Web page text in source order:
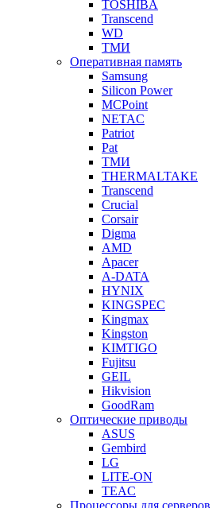
TOSHIBA
Transcend
WD
ТМИ
Оперативная память
Samsung
Silicon Power
MCPoint
NETAC
Patriot
Pat
ТМИ
THERMALTAKE
Transcend
Crucial
Corsair
Digma
AMD
Apacer
A-DATA
HYNIX
KINGSPEC
Kingmax
Kingston
KIMTIGO
Fujitsu
GEIL
Hikvision
GoodRam
Оптические приводы
ASUS
Gembird
LG
LITE-ON
TEAC